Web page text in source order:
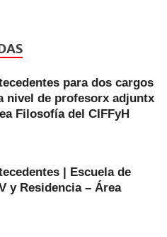
para dos cargos
nivel de profesorx adjuntx
Filosofía del CIFFyH
| Escuela de
y Residencia – Área